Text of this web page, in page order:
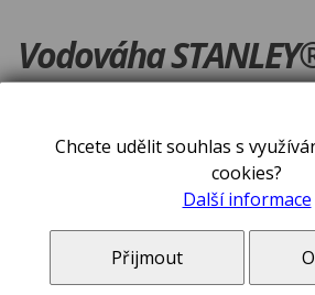
Vodováha
Chcete udělit souhlas s
cookies?
Další informace
Přijmout